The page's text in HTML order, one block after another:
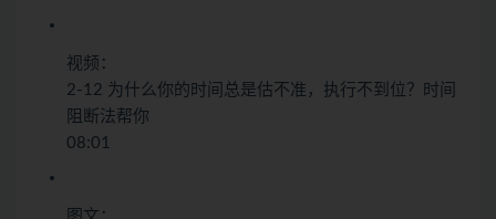
视频：
2-12 为什么你的时间总是估不准，执行不到位？时间
阻断法帮你
08:01